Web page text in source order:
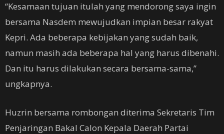
“Kesamaan tujuan itulah yang mendorong saya ingin
bersama Nasdem mewujudkan impian besar rakyat
Kepri. Ada beberapa kebijakan yang sudah baik,
namun masih ada beberapa hal yang harus dibenahi.
Dan itu harus dilakukan secara bersama-sama,”
ungkapnya.
Huzrin bersama rombongan diterima Sekretaris Tim
Penjaringan Bakal Calon Kepala Daerah Partai